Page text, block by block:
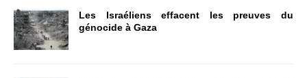
Les Israéliens effacent les preuves du
génocide à Gaza